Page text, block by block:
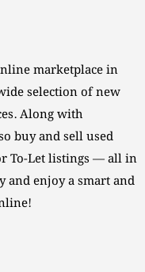
marketplace in
selection of new
Along with
buy and sell used
To-Let listings — all in
and enjoy a smart and